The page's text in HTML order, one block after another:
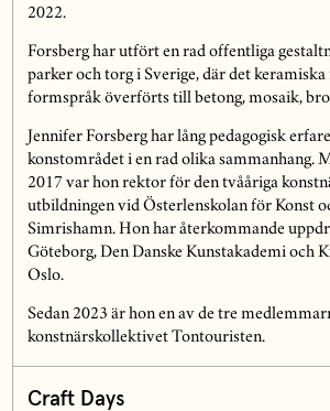
2022.
Forsberg har utfört en rad offentliga
parker och torg i Sverige, där det
formspråk överförts till betong, mosaik,
Jennifer Forsberg har lång pedagogisk
konstområdet i en rad olika sammanhang.
2017 var hon rektor för den tvååriga
utbildningen vid Österlenskolan för Konst
Simrishamn. Hon har återkommande
Göteborg, Den Danske Kunstakademi och
Oslo.
Sedan 2023 är hon en av de tre
konstnärskollektivet Tontouristen.
Craft Days